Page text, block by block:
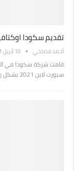
تقديم سكودا اوكتافيا سبورت
أحمد مصلحي 10 أبريل 2021
قامت شركة سكودا في
سبورت لاين 2021 بشكل رسمي، وتعتبر الـSportline…